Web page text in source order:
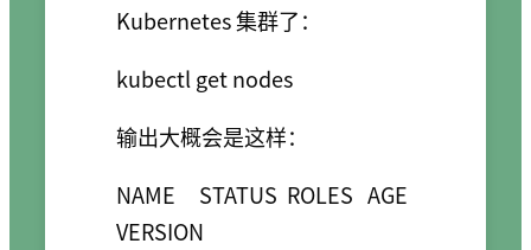
Kubernetes 集群了：
kubectl get nodes
输出大概会是这样：
NAME     STATUS  ROLES   AGE
VERSION